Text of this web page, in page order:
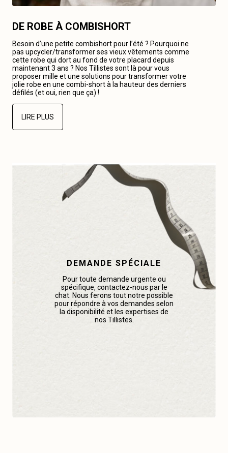
DE ROBE À COMBISHORT
Besoin d’une petite combishort pour l’été ? Pourquoi ne
pas upcycler/transformer ses vieux vêtements comme
cette robe qui dort au fond de votre placard depuis
maintenant 3 ans ? Nos Tillistes sont là pour vous
proposer mille et une solutions pour transformer votre
jolie robe en une combi-short à la hauteur des derniers
défilés (et oui, rien que ça) !
LIRE PLUS
DEMANDE SPÉCIALE
Pour toute demande urgente ou
spécifique, contactez-nous par le
chat. Nous ferons tout notre possible
pour répondre à vos demandes selon
la disponibilité et les expertises de
nos Tillistes.